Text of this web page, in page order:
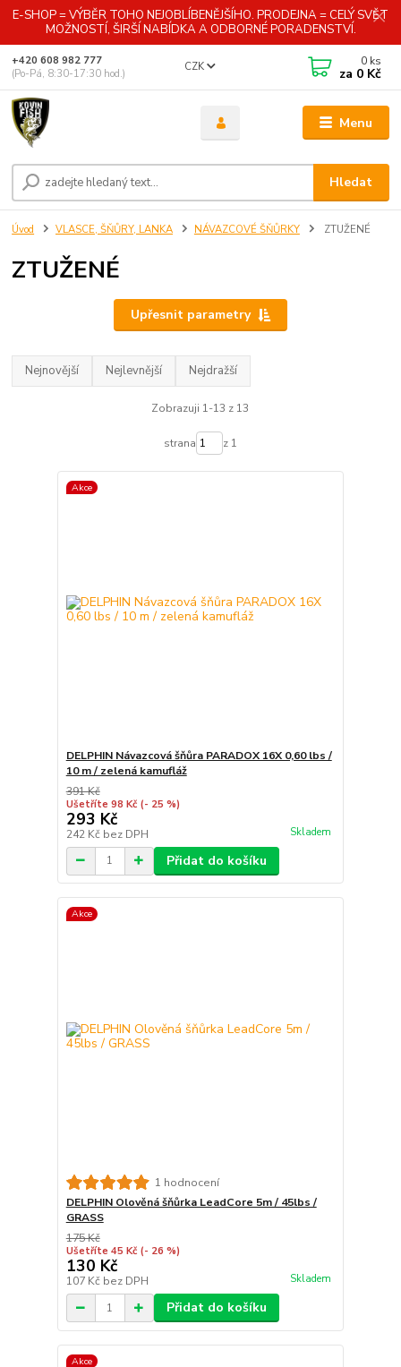
E-SHOP = VÝBĚR TOHO NEJOBLÍBENĚJŠÍHO. PRODEJNA = CELÝ SVĚT
MOŽNOSTÍ, ŠIRŠÍ NABÍDKA A ODBORNÉ PORADENSTVÍ.
Menu
CZK
Hledat
+420 608 982 777
(Po-Pá, 8:30-17:30 hod.)
0 ks
za 0 Kč
Úvod VLASCE, ŠŇŮRY, LANKA NÁVAZCOVÉ ŠŇŮRKY ZTUŽENÉ
ZTUŽENÉ
Upřesnit parametry
Nejnovější Nejlevnější Nejdražší
Zobrazuji 1-13 z 13
strana z 1
Akce
DELPHIN Návazcová šňůra PARADOX 16X 0,60 lbs /
10 m / zelená kamufláž
391 Kč
Ušetříte 98 Kč (- 25 %)
293 Kč
242 Kč bez DPH Skladem
Přidat do košíku
Akce
1 hodnocení
DELPHIN Olověná šňůrka LeadCore 5m / 45lbs /
GRASS
175 Kč
Ušetříte 45 Kč (- 26 %)
130 Kč
107 Kč bez DPH Skladem
Přidat do košíku
Akce